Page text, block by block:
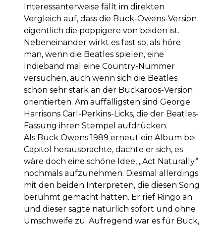
Interessanterweise fällt im direkten
Vergleich auf, dass die Buck-Owens-Version
eigentlich die poppigere von beiden ist.
Nebeneinander wirkt es fast so, als höre
man, wenn die Beatles spielen, eine
Indieband mal eine Country-Nummer
versuchen, auch wenn sich die Beatles
schon sehr stark an der Buckaroos-Version
orientierten. Am auffälligsten sind George
Harrisons Carl-Perkins-Licks, die der Beatles-
Fassung ihren Stempel aufdrücken.
Als Buck Owens 1989 erneut ein Album bei
Capitol herausbrachte, dachte er sich, es
wäre doch eine schöne Idee, „Act Naturally“
nochmals aufzunehmen. Diesmal allerdings
mit den beiden Interpreten, die diesen Song
berühmt gemacht hatten. Er rief Ringo an
und dieser sagte natürlich sofort und ohne
Umschweife zu. Aufregend war es für Buck,